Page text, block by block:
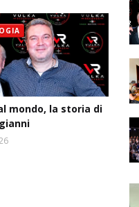
mondo, la storia di